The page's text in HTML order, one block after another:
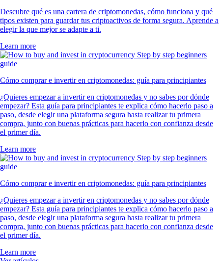
Descubre qué es una cartera de criptomonedas, cómo funciona y qué
tipos existen para guardar tus criptoactivos de forma segura. Aprende a
elegir la que mejor se adapte a ti.
Learn more
Cómo comprar e invertir en criptomonedas: guía para principiantes
¿Quieres empezar a invertir en criptomonedas y no sabes por dónde
empezar? Esta guía para principiantes te explica cómo hacerlo paso a
paso, desde elegir una plataforma segura hasta realizar tu primera
compra, junto con buenas prácticas para hacerlo con confianza desde
el primer día.
Learn more
Cómo comprar e invertir en criptomonedas: guía para principiantes
¿Quieres empezar a invertir en criptomonedas y no sabes por dónde
empezar? Esta guía para principiantes te explica cómo hacerlo paso a
paso, desde elegir una plataforma segura hasta realizar tu primera
compra, junto con buenas prácticas para hacerlo con confianza desde
el primer día.
Learn more